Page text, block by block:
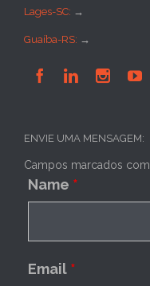
Lages-SC: →
Guaíba-RS: →
   
ENVIE UMA MENSAGEM:
Campos marcados com
Name *
Email *